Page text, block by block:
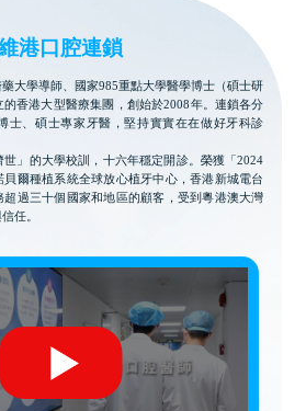
港口腔連鎖
大學導師、國家985重點大學醫學博士（碩士研
香港大型醫療集團，創始於2008年。連鎖各分
士、碩士專家牙醫，堅持實實在在做好牙科診
」的大學校訓，十六年穩定開診。榮獲「2024
爾種植系統全球放心植牙中心，香港新城電台
過三十個國家和地區的顧客，受到粵港澳大灣
任。